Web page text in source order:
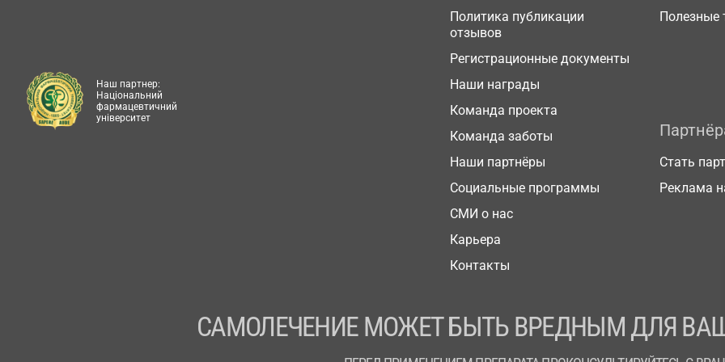
Политика публикации
отзывов
Регистрационные документы
Наши награды
Команда проекта
Команда заботы
Наши партнёры
Социальные программы
СМИ о нас
Карьера
Контакты
Полезные
Стать
Реклама
Наш партнер:
Національний
фармацевтичний
університет
САМОЛЕЧЕНИЕ МОЖЕТ БЫТЬ ВРЕДНЫМ ДЛЯ